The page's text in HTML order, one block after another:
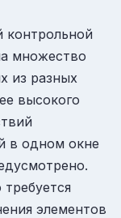
контрольной
множество
из разных
высокого
в одном окне
элементов